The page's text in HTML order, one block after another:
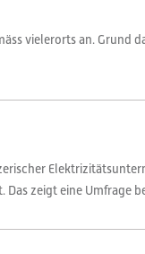
vielerorts an. Grund
zeigt eine Umfrage